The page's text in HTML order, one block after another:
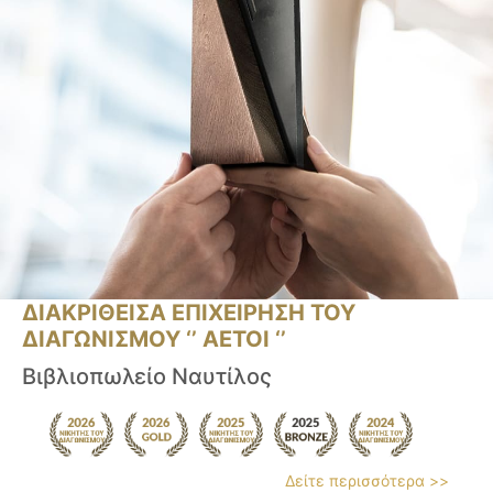
ΔΙΑΚΡΙΘΕΙΣΑ ΕΠΙΧΕΙΡΗΣΗ ΤΟΥ
ΔΙΑΓΩΝΙΣΜΟΥ ‘’ ΑΕΤΟΙ ‘’
Βιβλιοπωλείο Ναυτίλος
Δείτε περισσότερα >>